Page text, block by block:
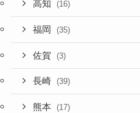
高知 (16)
福岡 (35)
佐賀 (3)
長崎 (39)
熊本 (17)